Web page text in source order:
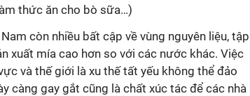
thức ăn cho bò sữa…)
còn nhiều bất cập về vùng nguyên liệu, tập
xuất mía cao hơn so với các nước khác. Việc
và thế giới là xu thế tất yếu không thể đảo
càng gay gắt cũng là chất xúc tác để các nhà